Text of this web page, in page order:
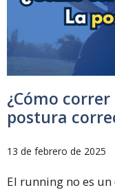
¿Cómo
postura
13 de febrero de 2025
El running no es